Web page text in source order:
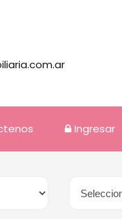
Ingresar